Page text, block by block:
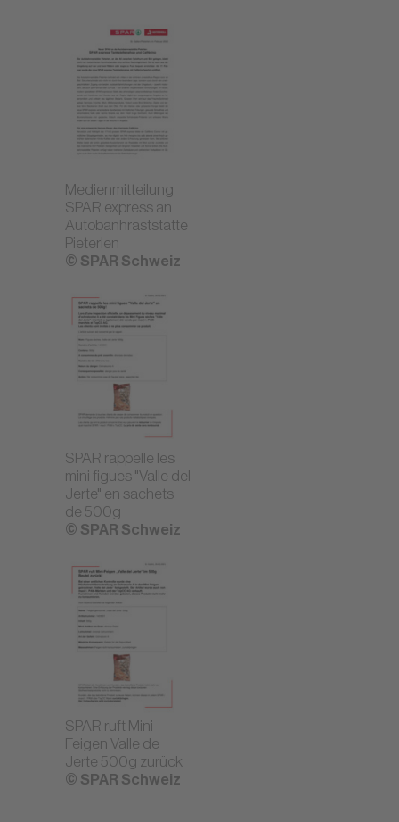
Medienmitteilung
SPAR express an
Autobanhraststätte
Pieterlen
© SPAR Schweiz
SPAR rappelle les
mini figues "Valle del
Jerte" en sachets
de 500g
© SPAR Schweiz
SPAR ruft Mini-
Feigen Valle de
Jerte 500g zurück
© SPAR Schweiz